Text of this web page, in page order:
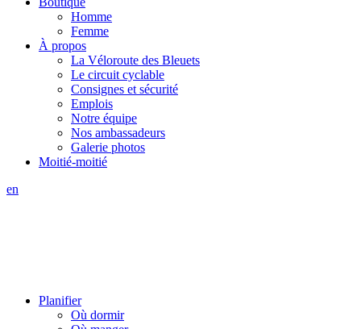
Homme
Femme
À propos
La Véloroute des Bleuets
Le circuit cyclable
Consignes et sécurité
Emplois
Notre équipe
Nos ambassadeurs
Galerie photos
Moitié-moitié
en
Planifier
Où dormir